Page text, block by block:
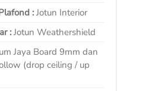
: Jotun Interior
: Jotun Weathershield
Jaya Board 9mm dan
(drop ceiling / up